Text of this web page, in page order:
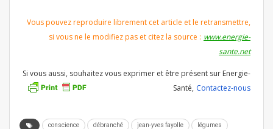
Vous pouvez reproduire librement cet article et le retransmettre,
si vous ne le modifiez pas et citez la source : www.energie-
sante.net
Si vous aussi, souhaitez vous exprimer et être présent sur Energie-
Santé, Contactez-nous
conscience débranché jean-yves fayolle légumes